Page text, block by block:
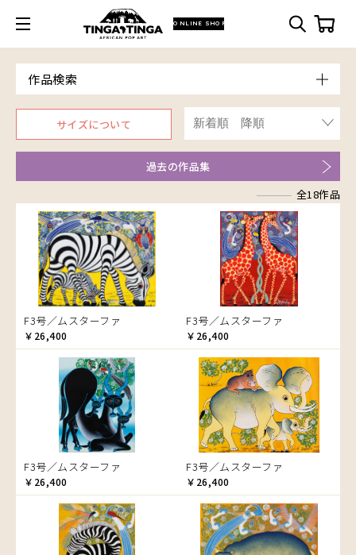
ONLINE SHOP
作品検索
Model
青空
朝焼け
家
イノシシ
イボイノシシ
イルカ
インパラ
うさぎ
お祭り
音楽
カエル
かくれんぼ
家族-親子
カシューナッツの木
カップル
カバ
カメ
カメレオン
～￥10,000
￥10,001～20,000
￥30,001～40,000
￥40,001～60,000
￥60,001～80,000
￥80,001～100,000
￥100,001～
Artist
アウスィー
アキリ
アグネス
アジャバ
アダム
アダムス
アパイ
アバス
カケパ
カッシム
ガヨ
カンビリ
ゴッドフレイ
コルンバ
サイディ
ザチ
サビティ
サランゲ
サンデイ
サンデイビッタ
チャド
チャリンダ
チワヤ
ドゥケ
ドサ
ナココ
ハ行
ハッサーニ
ベッカー
ブッシーリ
マ行
マウラーナ
マトゥカ
ヤッスィーニ（ヤッスィン）
Size
F3号
F4号
F8号
F12号
F20号
規格外S
規格外M
規格外L
Frame
木枠張り／パネル
アートフレーム
サイズについて
過去の作品集
全18作品
F3号／ムスターファ
￥26,400
F3号／ムスターファ
￥26,400
F3号／ムスターファ
￥26,400
F3号／ムスターファ
￥26,400